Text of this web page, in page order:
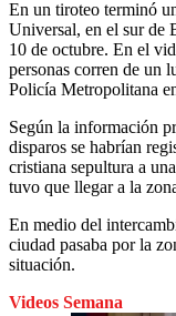
En un tiroteo terminó
Universal, en el sur de
10 de octubre. En el
personas corren de un
Policía Metropolitana
Según la información
disparos se habrían
cristiana sepultura a
tuvo que llegar a la
En medio del
ciudad pasaba por la
situación.
Videos Semana